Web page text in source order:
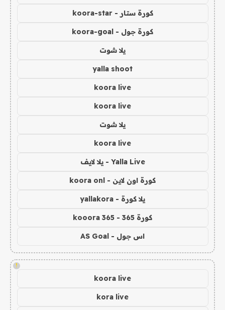
كورة ستار - koora-star
كورة جول - koora-goal
يلا شوت
yalla shoot
koora live
koora live
يلا شوت
koora live
Yalla Live - يلا لايف
كورة اون لاين - koora onl
يلا كورة - yallakora
كورة 365 - kooora 365
اس جول - AS Goal
!
koora live
kora live